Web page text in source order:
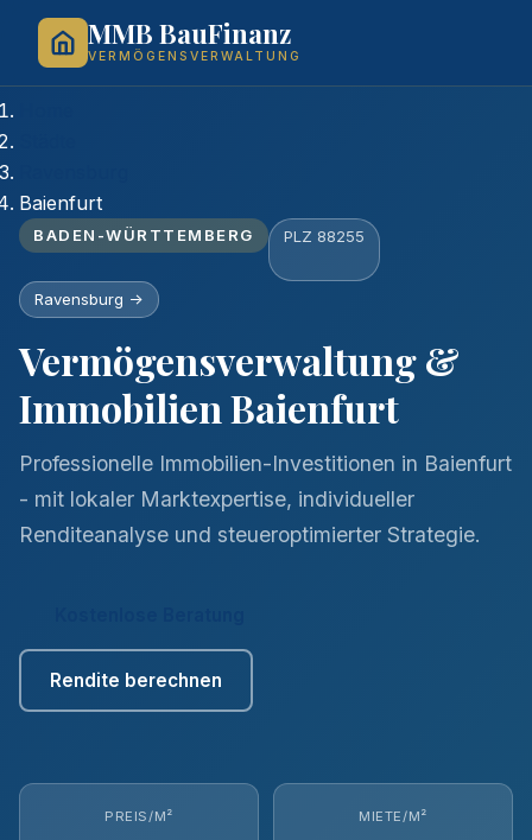
MMB BauFinanz
VERMÖGENSVERWALTUNG
Baienfurt
BADEN-WÜRTTEMBERG PLZ 88255
Ravensburg ->
Vermögensverwaltung &
Immobilien Baienfurt
Professionelle Immobilien-Investitionen in Baienfurt
- mit lokaler Marktexpertise, individueller
Renditeanalyse und steueroptimierter Strategie.
Rendite berechnen
PREIS/M² MIETE/M²